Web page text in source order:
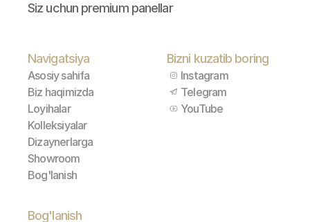
Siz uchun premium panellar
Navigatsiya
Asosiy sahifa
Biz haqimizda
Loyihalar
Kolleksiyalar
Dizaynerlarga
Showroom
Bog'lanish
Bizni kuzatib boring
Instagram
Telegram
YouTube
Bog'lanish